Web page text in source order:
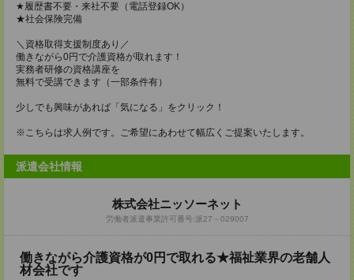
★履歴書不要・来社不要（電話登録OK）
★社会保険完備
＼資格取得支援制度あり／
働きながら0円で介護資格が取れます！
実務者研修の資格講座を
無料で受講できます（一部条件有）
少しでも興味があれば「気になる」をクリック！
※こちらは求人例です。ご希望にあわせて幅広くご提案いたします。
派遣会社情報
株式会社ニッソーネット
労働者派遣事業許可番号:派27－029007
働きながら介護資格が0円で取れる★福祉業界の老舗人
材会社です